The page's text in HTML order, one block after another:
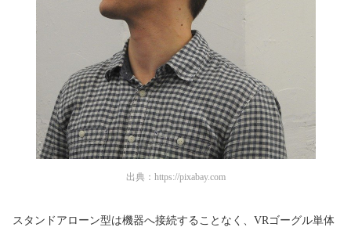
出典： https://pixabay.com
スタンドアローン型は機器へ接続することなく、VRゴーグル単体